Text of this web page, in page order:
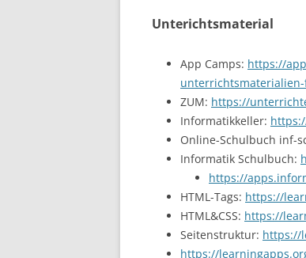
Unterichtsmaterial
App Camps: https://
ZUM: https://
Informatikkeller:
Online-Schulbuch inf-
Informatik Schulbuch:
https://
HTML-Tags: https://
HTML&CSS: https://
Seitenstruktur: https://
https://